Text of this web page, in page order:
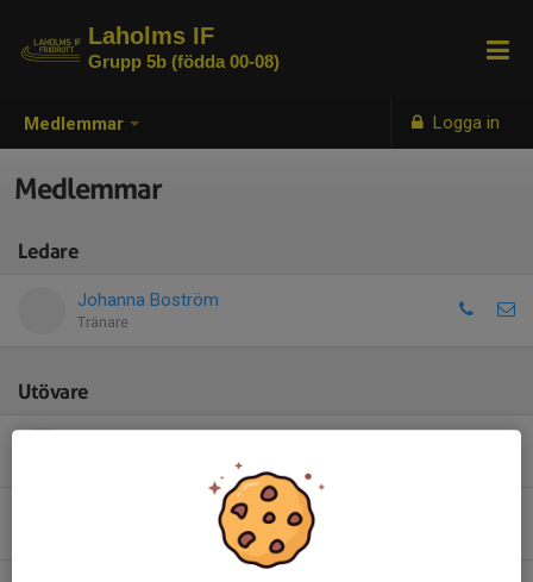
Medlemmar Logga in
Laholms IF
Grupp 5b (födda 00-08)
Medlemmar
Ledare
Johanna Boström
Tränare
Utövare